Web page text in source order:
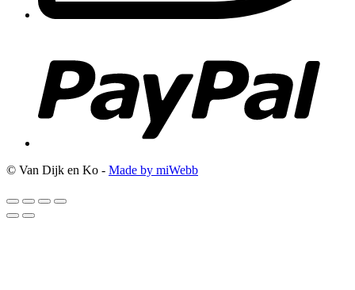
© Van Dijk en Ko - Made by miWebb